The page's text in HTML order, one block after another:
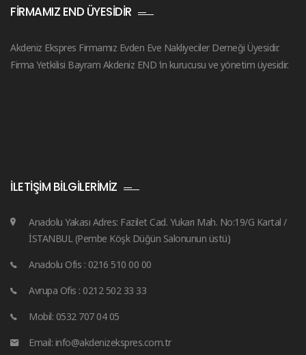
FIRMAMIZ END ÜYESIDIR
Akdeniz Ekspres Firmamız Evden Eve Nakliyeciler Derneği Üyesidir.
Firma Yetkilisi Bayram Akdeniz END ‘in kurucusu ve yönetim üyesidir.
İLETIŞIM BILGILERIMIZ
Anadolu Yakası Adres: Fazilet Cad. Yukarı Mah. No:19/G Kartal /
İSTANBUL (Pembe Köşk Düğün Salonunun üstü)
Anadolu Ofis : 0216 510 00 00
Avrupa Ofis : 0212 502 33 33
Mobil: 0532 707 04 05
Email: info@akdenizekspres.com.tr